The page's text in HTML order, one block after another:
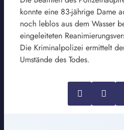
konnte eine 83-jährige Dame
noch leblos aus dem Wasser
eingeleiteten
Die Kriminalpolizei ermittelt
Umstände des Todes.